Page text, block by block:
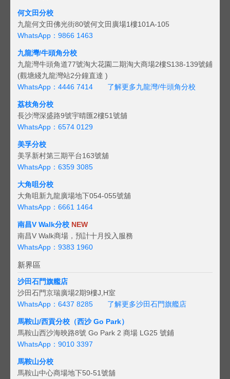
何文田分校
九龍何文田佛光街80號何文田廣場1樓101A-105
WhatsApp：9866 1463
九龍灣/牛頭角分校
九龍灣牛頭角道77號淘大花園二期淘大商場2樓S138-139號鋪
(觀塘綫九龍灣站2分鐘直達 )
WhatsApp：4446 7414
了解更多九龍灣/牛頭角分校
荔枝角分校
長沙灣深盛路9號宇晴匯2樓51號舖
WhatsApp：6574 0129
美孚分校
美孚新村第三期平台163號舖
WhatsApp：6359 3085
大角咀分校
大角咀新九龍廣場地下054-055號舖
WhatsApp：6661 1464
南昌V Walk分校 NEW
南昌V Walk商場，預計十月投入服務
WhatsApp：9383 1960
新界區
沙田石門旗艦店
沙田石門京瑞廣場2期9樓J,H室
WhatsApp：6437 8285
了解更多沙田石門旗艦店
馬鞍山/西貢分校（西沙 Go Park）
馬鞍山西沙海映路8號 Go Park 2 商場 LG25 號鋪
WhatsApp：9010 3397
馬鞍山分校
馬鞍山中心商場地下50-51號舖